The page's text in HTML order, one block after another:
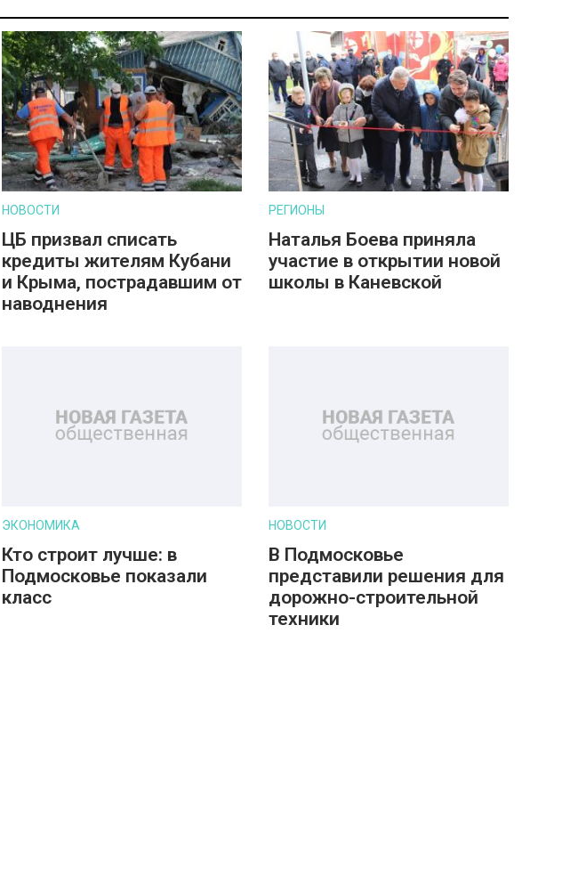
НОВОСТИ
ЦБ призвал списать
кредиты жителям Кубани
и Крыма, пострадавшим от
наводнения
РЕГИОНЫ
Наталья Боева приняла
участие в открытии новой
школы в Каневской
ЭКОНОМИКА
Кто строит лучше: в
Подмосковье показали
класс
НОВОСТИ
В Подмосковье
представили решения для
дорожно-строительной
техники